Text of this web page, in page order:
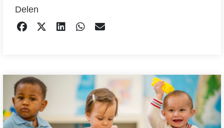
Delen
DELEN OP FACEBOOK
TWEETDELEN OP LINKEDIN
DELEN OP WHATSAPP